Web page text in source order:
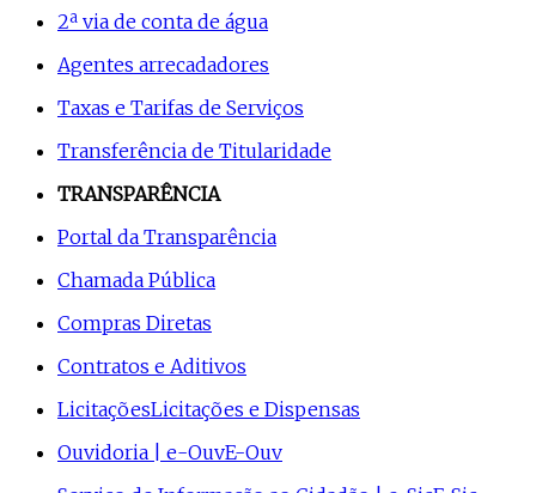
2ª via de conta de água
Agentes arrecadadores
Taxas e Tarifas de Serviços
Transferência de Titularidade
TRANSPARÊNCIA
Portal da Transparência
Chamada Pública
Compras Diretas
Contratos e Aditivos
LicitaçõesLicitações e Dispensas
Ouvidoria | e-OuvE-Ouv